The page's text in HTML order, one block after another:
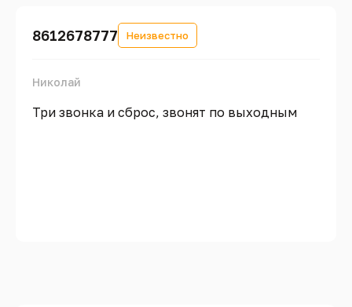
8612678777 Неизвестно
Николай
Три звонка и сброс, звонят по выходным